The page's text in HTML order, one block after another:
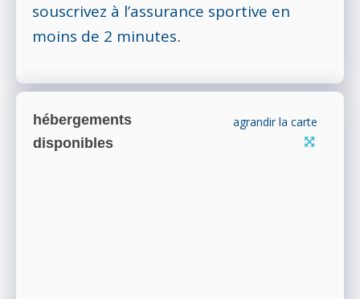
souscrivez à l’assurance sportive en
moins de 2 minutes.
hébergements
disponibles
agrandir la carte